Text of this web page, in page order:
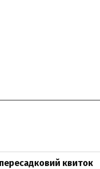
квиток